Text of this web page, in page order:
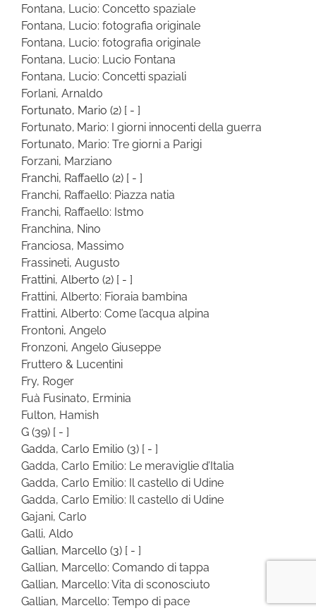
Fontana, Lucio: Concetto spaziale
Fontana, Lucio: fotografia originale
Fontana, Lucio: fotografia originale
Fontana, Lucio: Lucio Fontana
Fontana, Lucio: Concetti spaziali
Forlani, Arnaldo
Fortunato, Mario (2) [ - ]
Fortunato, Mario: I giorni innocenti della guerra
Fortunato, Mario: Tre giorni a Parigi
Forzani, Marziano
Franchi, Raffaello (2) [ - ]
Franchi, Raffaello: Piazza natia
Franchi, Raffaello: Istmo
Franchina, Nino
Franciosa, Massimo
Frassineti, Augusto
Frattini, Alberto (2) [ - ]
Frattini, Alberto: Fioraia bambina
Frattini, Alberto: Come l’acqua alpina
Frontoni, Angelo
Fronzoni, Angelo Giuseppe
Fruttero & Lucentini
Fry, Roger
Fuà Fusinato, Erminia
Fulton, Hamish
G (39) [ - ]
Gadda, Carlo Emilio (3) [ - ]
Gadda, Carlo Emilio: Le meraviglie d’Italia
Gadda, Carlo Emilio: Il castello di Udine
Gadda, Carlo Emilio: Il castello di Udine
Gajani, Carlo
Galli, Aldo
Gallian, Marcello (3) [ - ]
Gallian, Marcello: Comando di tappa
Gallian, Marcello: Vita di sconosciuto
Gallian, Marcello: Tempo di pace